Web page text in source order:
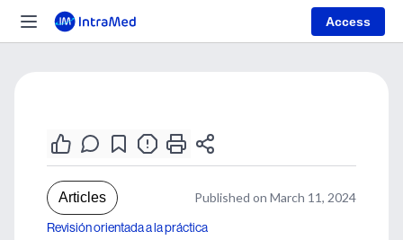
Access
Articles Published on March 11, 2024
Revisión orientada a la práctica